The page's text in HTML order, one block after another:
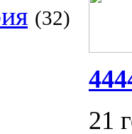
(32)
21